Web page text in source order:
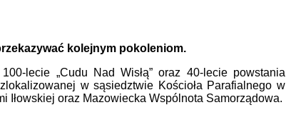
kolejnym pokoleniom.
lecie „Cudu Nad Wisłą” oraz 40-lecie powstania
w sąsiedztwie Kościoła Parafialnego w
Iłowskiej oraz Mazowiecka Wspólnota Samorządowa.